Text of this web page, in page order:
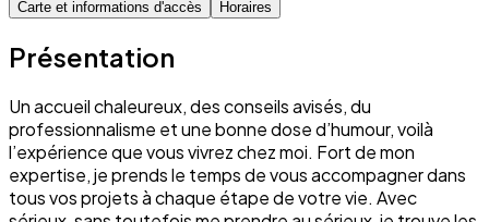
Carte et informations d'accès
Horaires
Présentation
Un accueil chaleureux, des conseils avisés, du
professionnalisme et une bonne dose d’humour, voilà
l’expérience que vous vivrez chez moi. Fort de mon
expertise, je prends le temps de vous accompagner dans
tous vos projets à chaque étape de votre vie. Avec